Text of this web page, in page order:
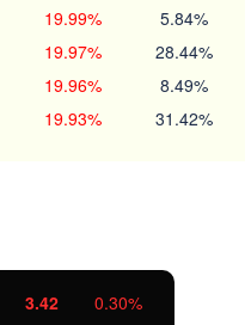
19.99% 5.84%
19.97% 28.44%
19.96% 8.49%
19.93% 31.42%
3.42 0.30%